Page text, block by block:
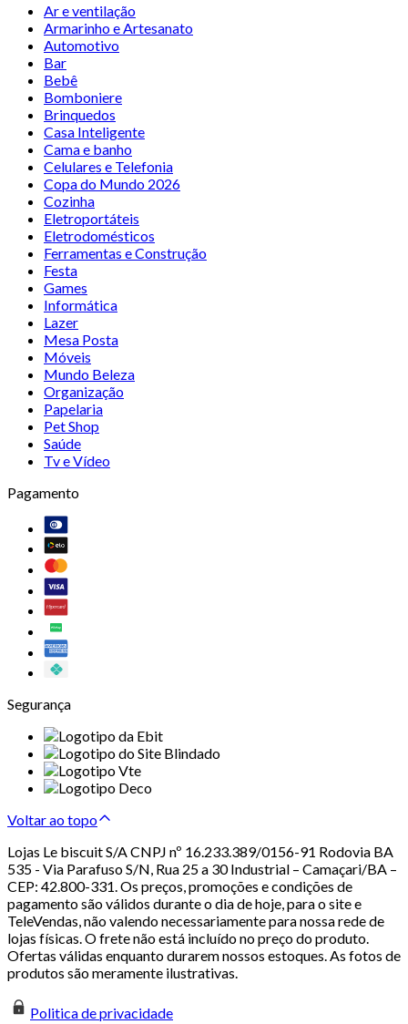
Ar e ventilação
Armarinho e Artesanato
Automotivo
Bar
Bebê
Bomboniere
Brinquedos
Casa Inteligente
Cama e banho
Celulares e Telefonia
Copa do Mundo 2026
Cozinha
Eletroportáteis
Eletrodomésticos
Ferramentas e Construção
Festa
Games
Informática
Lazer
Mesa Posta
Móveis
Mundo Beleza
Organização
Papelaria
Pet Shop
Saúde
Tv e Vídeo
Pagamento
Segurança
Voltar ao topo
Lojas Le biscuit S/A CNPJ nº 16.233.389/0156-91 Rodovia BA
535 - Via Parafuso S/N, Rua 25 a 30 Industrial – Camaçari/BA –
CEP: 42.800-331. Os preços, promoções e condições de
pagamento são válidos durante o dia de hoje, para o site e
TeleVendas, não valendo necessariamente para nossa rede de
lojas físicas. O frete não está incluído no preço do produto.
Ofertas válidas enquanto durarem nossos estoques. As fotos de
produtos são meramente ilustrativas.
Politica de privacidade